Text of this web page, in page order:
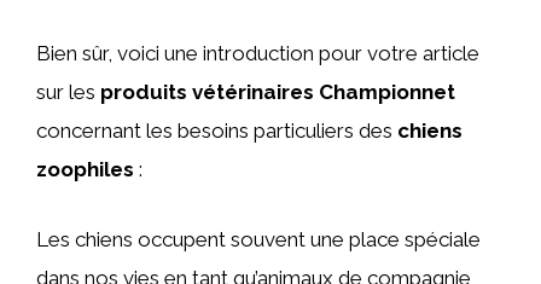
Bien sûr, voici une introduction pour votre article
sur les produits vétérinaires Championnet
concernant les besoins particuliers des chiens
zoophiles :
Les chiens occupent souvent une place spéciale
dans nos vies en tant qu’animaux de compagnie